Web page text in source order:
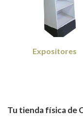
Expositores
Tu tienda física de